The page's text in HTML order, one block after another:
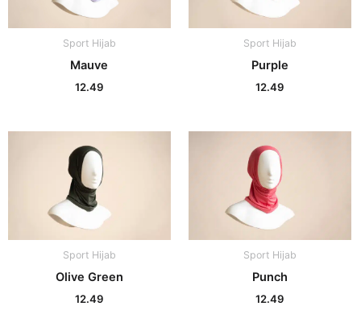
Sport Hijab
Mauve
12.49
Sport Hijab
Purple
12.49
Sport Hijab
Olive Green
12.49
Sport Hijab
Punch
12.49